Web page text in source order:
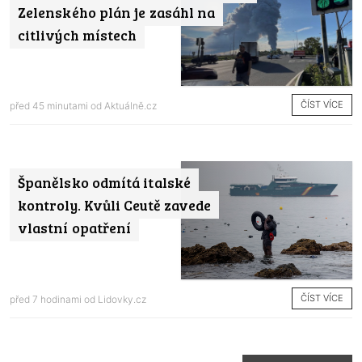
Zelenského plán je zasáhl na
citlivých místech
před 45 minutami od Aktuálně.cz ČÍST VÍCE
Španělsko odmítá italské
kontroly. Kvůli Ceutě zavede
vlastní opatření
před 7 hodinami od Lidovky.cz ČÍST VÍCE